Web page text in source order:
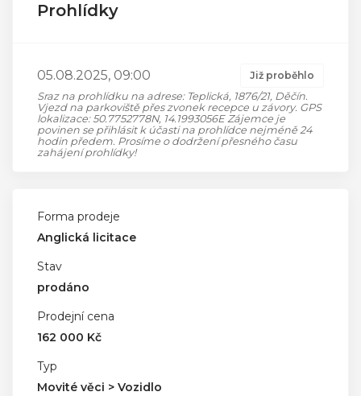
Prohlídky
05.08.2025, 09:00
Již proběhlo
Sraz na prohlídku na adrese: Teplická, 1876/21, Děčín.
Vjezd na parkoviště přes zvonek recepce u závory. GPS
lokalizace: 50.7752778N, 14.1993056E Zájemce je
povinen se přihlásit k účasti na prohlídce nejméně 24
hodin předem. Prosíme o dodržení přesného času
zahájení prohlídky!
Forma prodeje
Anglická licitace
Stav
prodáno
Prodejní cena
162 000 Kč
Typ
Movité věci > Vozidlo